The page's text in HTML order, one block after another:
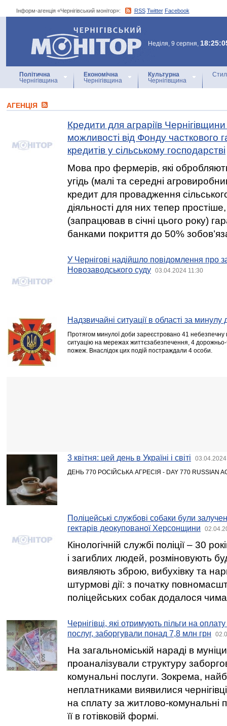
Інформ-агенція «Чернігівський монітор»: RSS Twitter Facebook
Інформ-агенція
«Чернігівський монітор»
Неділя, 9 серпня,
Політична
Чернігівщина
Економічна
Чернігівщина
Культурна
Чернігівщина
АГЕНЦIЯ
Кредити для аграріїв
можливості від Фонду часткового
кредитів у сільському господарстві
Мова про фермерів, які
угідь (малі та середні
кредит для провадження
діяльності для них тепер
(запрацював в січні цього року)
банками покриття до 50%
У Чернігові надійшло повідомлення про
Новозаводського суду
03.04.2024 11:30
Надзвичайні ситуації в області за минулу
Протягом минулої доби зареєстровано 41 небезпечну
ситуацію на мережах життєзабезпечення, 4
пожеж. Внаслідок цих подій постраждали 4 особи.
3 квітня: цей день в Україні і світі
ДЕНЬ 770 РОСІЙСЬКА АГРЕСІЯ - DAY 770 RUSSIAN
Поліцейські службові собаки були
гектарів деокупованої Херсонщини
Кінологічній службі поліції – 30
і загиблих людей, розміновують
виявляють зброю, вибухівку та
штурмові дії: з початку
поліцейських собак додалося
Чернігівці, які отримують пільги на
послуг, заборгували понад 7,8 млн грн
На загальноміській нараді в
проаналізували структуру
комунальні послуги. Зокрема,
неплатниками виявилися
на сплату за житлово-комунальні
її в готівковій формі.